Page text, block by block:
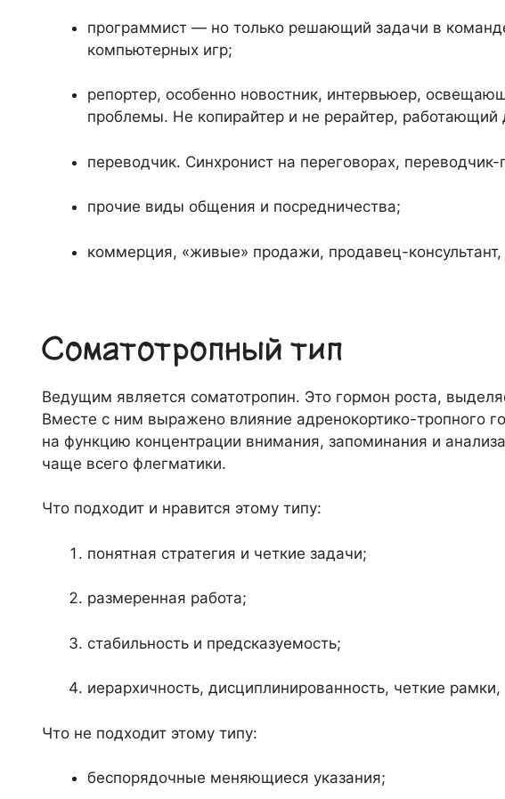
программист — но только решающий задачи в
компьютерных игр;
репортер, особенно новостник, интервьюер,
проблемы. Не копирайтер и не рерайтер, работающий
переводчик. Синхронист на переговорах, переводчик-
прочие виды общения и посредничества;
коммерция, «живые» продажи, продавец-
Соматотропный тип
Ведущим является соматотропин. Это гормон роста,
Вместе с ним выражено влияние адренокортико-тропного
на функцию концентрации внимания, запоминания и
чаще всего флегматики.
Что подходит и нравится этому типу:
понятная стратегия и четкие задачи;
размеренная работа;
стабильность и предсказуемость;
иерархичность, дисциплинированность, четкие рамки,
Что не подходит этому типу:
беспорядочные меняющиеся указания;